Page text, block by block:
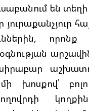
են տեղի
խոսքով՝